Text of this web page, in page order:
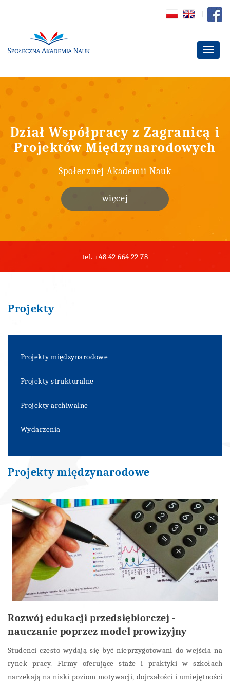
Dział Współpracy z Zagranicą i
Projektów Międzynarodowych
Społecznej Akademii Nauk
więcej
tel. +48 42 664 22 78
Projekty
Projekty międzynarodowe
Projekty strukturalne
Projekty archiwalne
Wydarzenia
Projekty międzynarodowe
Rozwój edukacji przedsiębiorczej -
nauczanie poprzez model prowizyjny
Studenci często wydają się być nieprzygotowani do wejścia na
rynek pracy. Firmy oferujące staże i praktyki w szkołach
narzekają na niski poziom motywacji, dojrzałości i umiejętności